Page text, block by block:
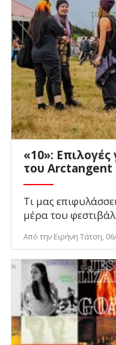
«10»:
του Arctangent
Τι μας
μέρα του
Από την Ειρήνη Τάτση,